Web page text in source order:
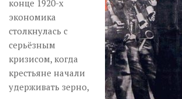
конце 1920-х
экономика
столкнулась с
серьёзным
кризисом, когда
крестьяне начали
удерживать зерно,